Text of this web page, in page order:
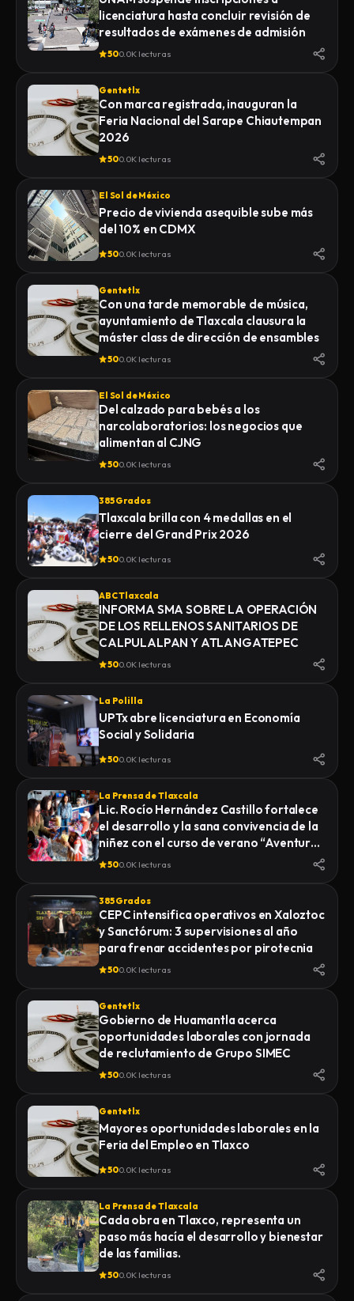
licenciatura hasta concluir revisión de
resultados de exámenes de admisión
500.0K lecturas
Gentetlx
Con marca registrada, inauguran la
Feria Nacional del Sarape Chiautempan
2026
500.0K lecturas
El Sol de México
Precio de vivienda asequible sube más
del 10% en CDMX
500.0K lecturas
Gentetlx
Con una tarde memorable de música,
ayuntamiento de Tlaxcala clausura la
máster class de dirección de ensambles
500.0K lecturas
El Sol de México
Del calzado para bebés a los
narcolaboratorios: los negocios que
alimentan al CJNG
500.0K lecturas
385 Grados
Tlaxcala brilla con 4 medallas en el
cierre del Grand Prix 2026
500.0K lecturas
ABC Tlaxcala
INFORMA SMA SOBRE LA OPERACIÓN
DE LOS RELLENOS SANITARIOS DE
CALPULALPAN Y ATLANGATEPEC
500.0K lecturas
La Polilla
UPTx abre licenciatura en Economía
Social y Solidaria
500.0K lecturas
La Prensa de Tlaxcala
Lic. Rocío Hernández Castillo fortalece
el desarrollo y la sana convivencia de la
niñez con el curso de verano “Aventuras
Diferentes”.
500.0K lecturas
385 Grados
CEPC intensifica operativos en Xaloztoc
y Sanctórum: 3 supervisiones al año
para frenar accidentes por pirotecnia
500.0K lecturas
Gentetlx
Gobierno de Huamantla acerca
oportunidades laborales con jornada
de reclutamiento de Grupo SIMEC
500.0K lecturas
Gentetlx
Mayores oportunidades laborales en la
Feria del Empleo en Tlaxco
500.0K lecturas
La Prensa de Tlaxcala
Cada obra en Tlaxco, representa un
paso más hacía el desarrollo y bienestar
de las familias.
500.0K lecturas